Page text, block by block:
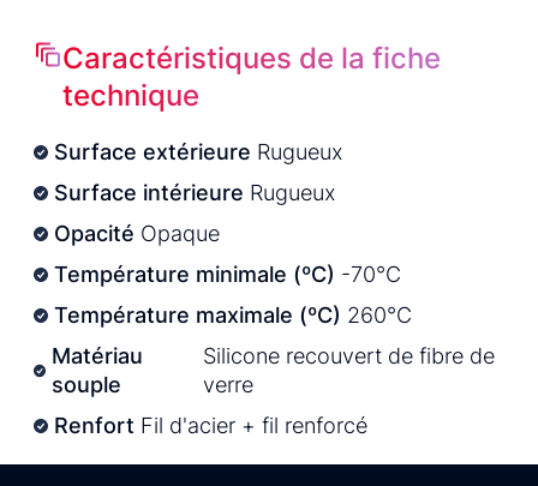
Caractéristiques de la fiche
technique
Surface extérieure Rugueux
Surface intérieure Rugueux
Opacité Opaque
Température minimale (ºC) -70°C
Température maximale (ºC) 260°C
Matériau
souple
Silicone recouvert de fibre de
verre
Renfort Fil d'acier + fil renforcé